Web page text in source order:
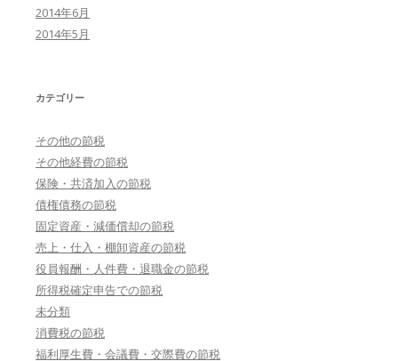
2014年6月
2014年5月
カテゴリー
その他の節税
その他経費の節税
保険・共済加入の節税
債権債務の節税
固定資産・減価償却の節税
売上・仕入・棚卸資産の節税
役員報酬・人件費・退職金の節税
所得税確定申告での節税
未分類
消費税の節税
福利厚生費・会議費・交際費の節税